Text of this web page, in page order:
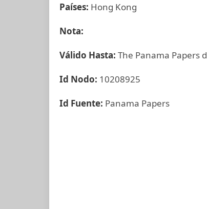
Países: Hong Kong
Nota:
Válido Hasta: The Panama Papers
Id Nodo: 10208925
Id Fuente: Panama Papers